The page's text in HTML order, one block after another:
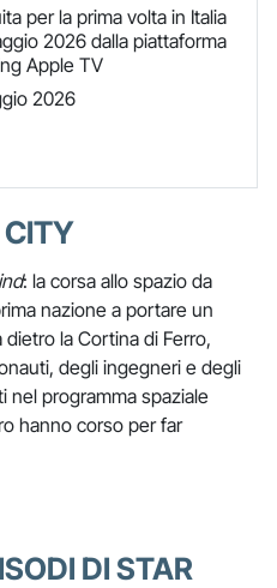
per la prima volta in Italia
2026 dalla piattaforma
Apple TV
2026
: la corsa allo spazio da
nazione a portare un
la Cortina di Ferro,
degli ingegneri e degli
nel programma spaziale
hanno corso per far
DI STAR